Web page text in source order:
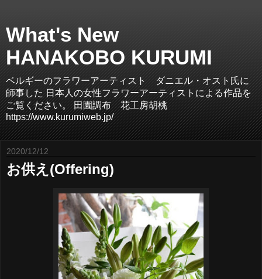
What's New
HANAKOBO KURUMI
ベルギーのフラワーアーティスト ダニエル・オスト氏に
師事した 日本人の女性フラワーアーティストによる作品を
ご覧ください。 田園調布 花工房胡桃
https://www.kurumiweb.jp/
2020/12/12
お供え(Offering)